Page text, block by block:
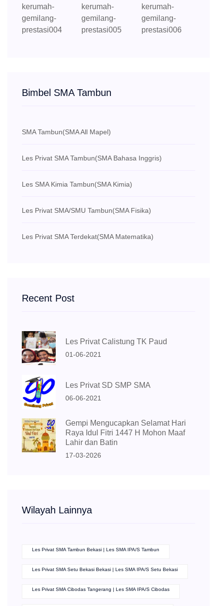
Bimbel SMA Tambun
SMA Tambun(SMA All Mapel)
Les Privat SMA Tambun(SMA Bahasa Inggris)
Les SMA Kimia Tambun(SMA Kimia)
Les Privat SMA/SMU Tambun(SMA Fisika)
Les Privat SMA Terdekat(SMA Matematika)
Recent Post
Les Privat Calistung TK Paud
01-06-2021
Les Privat SD SMP SMA
06-06-2021
Gempi Mengucapkan Selamat Hari
Raya Idul Fitri 1447 H Mohon Maaf
Lahir dan Batin
17-03-2026
Wilayah Lainnya
Les Privat SMA Tambun Bekasi | Les SMA IPA/S Tambun
Les Privat SMA Setu Bekasi Bekasi | Les SMA IPA/S Setu Bekasi
Les Privat SMA Cibodas Tangerang | Les SMA IPA/S Cibodas